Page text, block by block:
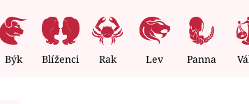
Býk Blíženci Rak Lev Panna